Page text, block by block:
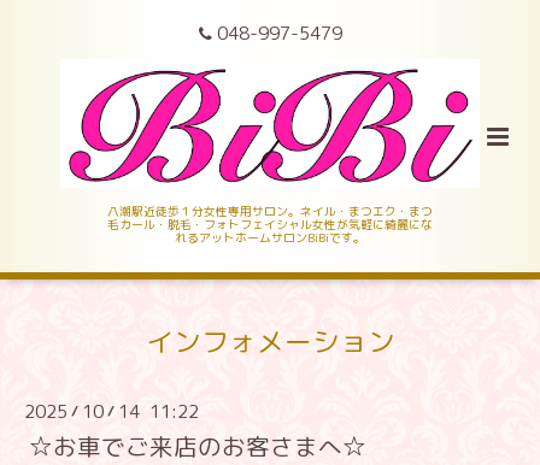
048-997-5479
八潮駅近徒歩１分女性専用サロン。ネイル・まつエク・まつ
毛カール・脱毛・フォトフェイシャル女性が気軽に綺麗にな
れるアットホームサロンBiBiです。
インフォメーション
2025 / 10/ 14 11:22
☆お車でご来店のお客さまへ☆